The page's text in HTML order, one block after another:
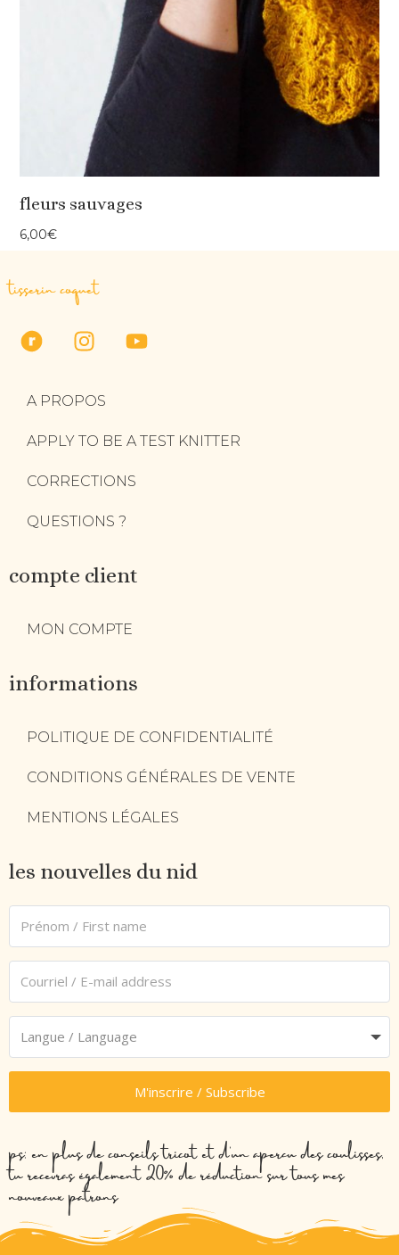
fleurs sauvages
6,00€
tisserin coquet
A PROPOS
APPLY TO BE A TEST KNITTER
CORRECTIONS
QUESTIONS ?
compte client
MON COMPTE
informations
POLITIQUE DE CONFIDENTIALITÉ
CONDITIONS GÉNÉRALES DE VENTE
MENTIONS LÉGALES
les nouvelles du nid
M'inscrire / Subscribe
ps: en plus de conseils tricot et d’un aperçu des coulisses,
tu recevras également 20% de réduction sur tous mes
nouveaux patrons